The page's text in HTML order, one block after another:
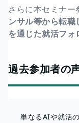
さらに本セミナー
ンサル等から転
を通じた就活フォ
過去参加者の
単なるAIや就活